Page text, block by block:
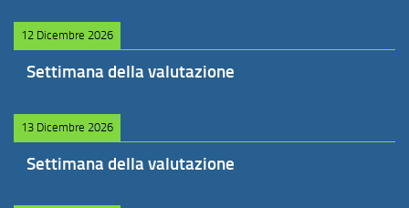
12 Dicembre 2026
Settimana della valutazione
13 Dicembre 2026
Settimana della valutazione